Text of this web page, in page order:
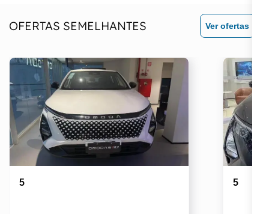
OFERTAS SEMELHANTES Ver ofertas
5 5